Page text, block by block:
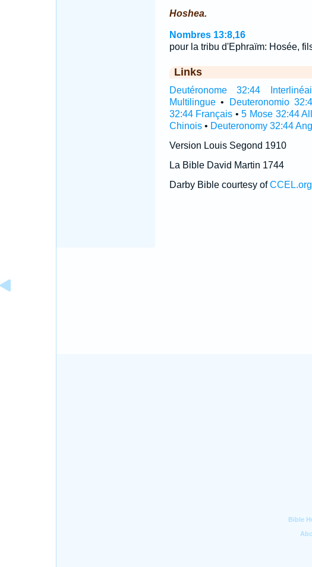
Hoshea.
Nombres 13:8,16
pour la tribu d'Ephraïm: Hosée,
Links
Deutéronome 32:44
Multilingue• Deuteronomio
32:44 Français •5 Mose 32:44
Chinois• Deuteronomy 32:44
Version Louis Segond 1910
La Bible David Martin 1744
Darby Bible courtesy ofCCEL.org